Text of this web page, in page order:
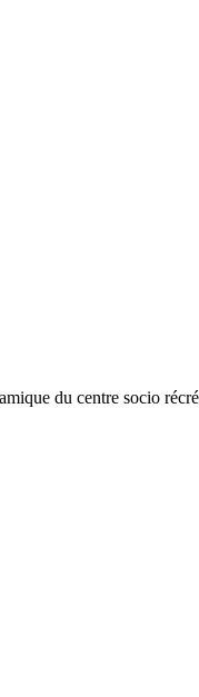
du centre socio